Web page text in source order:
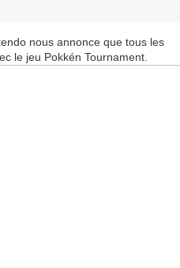
nous annonce que tous les
le jeu Pokkén Tournament.